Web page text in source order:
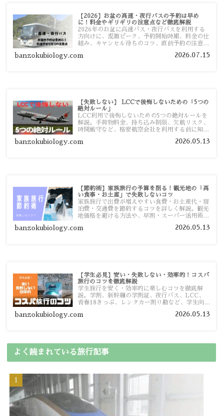
【2026】お盆の高速・夜行バスの予約は早め
に！料金やギリギリの注意点など徹底解説
2026年のお盆に高速バス・夜行バスを利用する
方向けに、混雑ピーク、予約開始時期、料金の仕
組み、キャンセル待ちのコツ、直前予約の注意点
banzokubiology.com 2026.07.15
【失敗しない】 LCCで後悔しないための「5つの
絶対ルール」
LCC利用で後悔しないための5つの絶対ルールを
解説。手荷物料金、持ち込み制限、欠航リスク、
時間厳守など、格安航空会社を利用する前に知っ
す。
banzokubiology.com 2026.05.13
【節約術】家族旅行の予算を削る！観光地の「高
い食事・お土産」で失敗しないコツ
家族旅行で出費が増えやすい食費・お土産代・宿
泊費・交通費を節約するコツを詳しく解説。観光
地価格を避ける方法や、早割・スーパー活用術、
banzokubiology.com 2026.05.13
【学生必見】安い・失敗しない・効率的！コスパ
旅行のコツを徹底解説
学生旅行を安く・効率的に楽しむコツを徹底解
説。学割、新幹線の学割証、夜行バス、LCC、
青春18きっぷ、レンタカー割り勘など、学生向け
banzokubiology.com 2026.05.13
よく読まれている旅行記事